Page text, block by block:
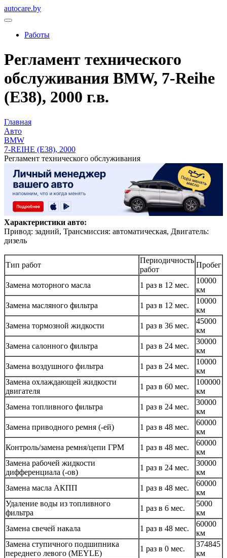
autocare.by
Работы
Регламент технического
обслуживания BMW, 7-Reihe
(E38), 2000 г.в.
Главная
Авто
BMW
7-REIHE (E38), 2000
Регламент технического обслуживания
Характеристики авто:
Привод: задний, Трансмиссия: автоматическая, Двигатель:
дизель
Тип работ
Периодичность
работ
Пробег
Замена моторного масла 1 раз в 12 мес.
10000
км
Замена масляного фильтра
1 раз в 12 мес.
10000
км
Замена тормозной жидкости
1 раз в 36 мес.
45000
км
Замена салонного фильтра
1 раз в 24 мес.
30000
км
Замена воздушного фильтра
1 раз в 24 мес.
10000
км
Замена охлаждающей жидкости
двигателя
1 раз в 60 мес.
100000
км
Замена топливного фильтра
1 раз в 24 мес.
30000
км
Замена приводного ремня (-ей)
1 раз в 48 мес.
60000
км
Контроль/замена ремня/цепи ГРМ
1 раз в 48 мес.
60000
км
Замена рабочей жидкости
дифференциала (-ов)
1 раз в 24 мес.
30000
км
Замена масла АКПП
1 раз в 48 мес.
60000
км
Удаление воды из топливного
фильтра
1 раз в 6 мес.
5000
км
Замена свечей накала
1 раз в 48 мес.
60000
км
Замена ступичного подшипника
переднего левого (MEYLE)
1 раз в 0 мес.
374845
км